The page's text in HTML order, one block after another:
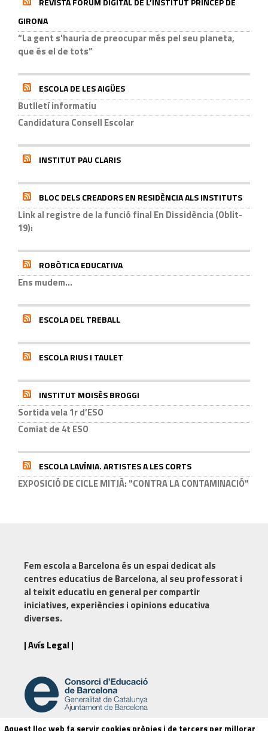
GIRONA
“La gent s'hauria de preocupar més pel seu planeta,
que és el de tots”
ESCOLA DE LES AIGÜES
Butlletí informatiu
Candidatura Consell Escolar
INSTITUT PAU CLARIS
BLOC DELS CREADORS EN RESIDÈNCIA ALS INSTITUTS
Link al registre de la funció final En Dissidència (Oblit-
19):
ROBÒTICA EDUCATIVA
Ens mudem...
ESCOLA DEL TREBALL
ESCOLA RIUS I TAULET
INSTITUT MOISÈS BROGGI
Sortida vela 1r d’ESO
Comiat de 4t ESO
ESCOLA LAVÍNIA. ARTISTES A LES CORTS
EXPOSICIÓ DE CICLE MITJÀ: "CONTRA LA CONTAMINACIÓ"
Fem escola a Barcelonaés un espai dedicat als
centres educatius de Barcelona, al seu professorat i
al teixit educatiu en general per compartir
iniciatives, experiències i opinions educativa
diverses.
| Avís Legal |
Aquest lloc web fa servir cookies pròpies i de tercers per millorar